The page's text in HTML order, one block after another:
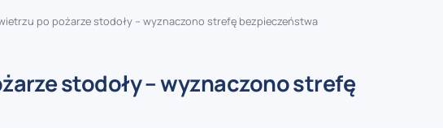
po pożarze stodoły – wyznaczono strefę bezpieczeństwa
stodoły – wyznaczono strefę